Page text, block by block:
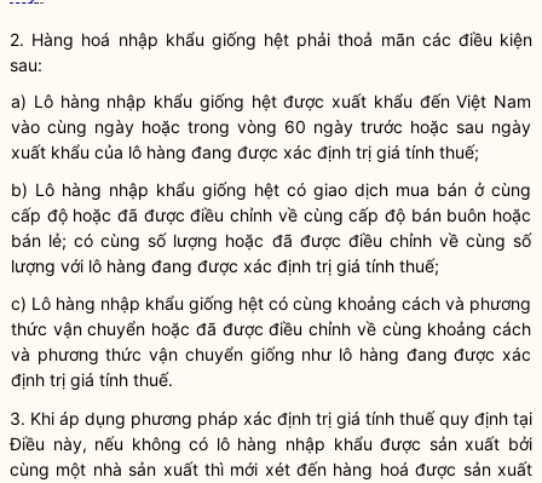
2. Hàng hoá nhập khẩu giống hệt phải thoả mãn các điều kiện
sau:
a) Lô hàng nhập khẩu giống hệt được xuất khẩu đến Việt Nam
vào cùng ngày hoặc trong vòng 60 ngày trước hoặc sau ngày
xuất khẩu của lô hàng đang được xác định trị giá tính thuế;
b) Lô hàng nhập khẩu giống hệt có giao dịch mua bán ở cùng
cấp độ hoặc đã được điều chỉnh về cùng cấp độ bán buôn hoặc
bán lẻ; có cùng số lượng hoặc đã được điều chỉnh về cùng số
lượng với lô hàng đang được xác định trị giá tính thuế;
c) Lô hàng nhập khẩu giống hệt có cùng khoảng cách và phương
thức vận chuyển hoặc đã được điều chỉnh về cùng khoảng cách
và phương thức vận chuyển giống như lô hàng đang được xác
định trị giá tính thuế.
3. Khi áp dụng phương pháp xác định trị giá tính thuế quy định tại
Điều này, nếu không có lô hàng nhập khẩu được sản xuất bởi
cùng một nhà sản xuất thì mới xét đến hàng hoá được sản xuất